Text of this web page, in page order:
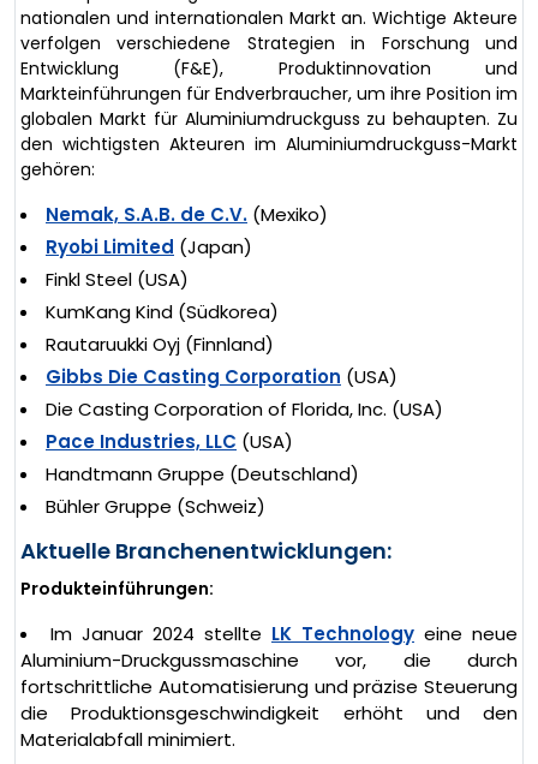
nationalen und internationalen Markt an. Wichtige Akteure
verfolgen verschiedene Strategien in Forschung und
Entwicklung (F&E), Produktinnovation und
Markteinführungen für Endverbraucher, um ihre Position im
globalen Markt für Aluminiumdruckguss zu behaupten. Zu
den wichtigsten Akteuren im Aluminiumdruckguss-Markt
gehören:
Nemak, S.A.B. de C.V. (Mexiko)
Ryobi Limited (Japan)
Finkl Steel (USA)
KumKang Kind (Südkorea)
Rautaruukki Oyj (Finnland)
Gibbs Die Casting Corporation (USA)
Die Casting Corporation of Florida, Inc. (USA)
Pace Industries, LLC (USA)
Handtmann Gruppe (Deutschland)
Bühler Gruppe (Schweiz)
Aktuelle Branchenentwicklungen:
Produkteinführungen:
Im Januar 2024 stellte LK Technology eine neue
Aluminium-Druckgussmaschine vor, die durch
fortschrittliche Automatisierung und präzise Steuerung
die Produktionsgeschwindigkeit erhöht und den
Materialabfall minimiert.